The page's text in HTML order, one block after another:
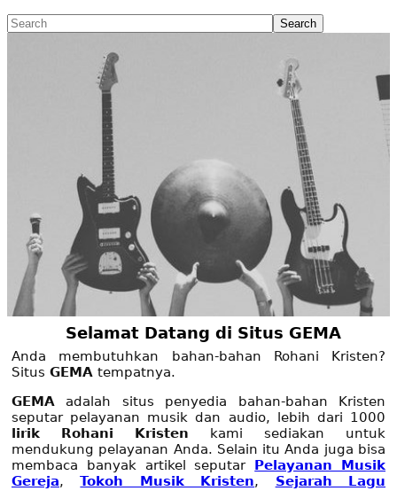
Selamat Datang di Situs GEMA
Anda membutuhkan bahan-bahan Rohani Kristen?
Situs GEMA tempatnya.
GEMA adalah situs penyedia bahan-bahan Kristen
seputar pelayanan musik dan audio, lebih dari 1000
lirik Rohani Kristen kami sediakan untuk
mendukung pelayanan Anda. Selain itu Anda juga bisa
membaca banyak artikel seputar Pelayanan Musik
Gereja,Tokoh Musik Kristen, Sejarah Lagu